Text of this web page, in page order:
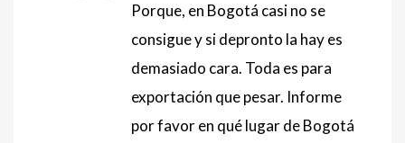
Porque, en Bogotá casi no se
consigue y si depronto la hay es
demasiado cara. Toda es para
exportación que pesar. Informe
por favor en qué lugar de Bogotá